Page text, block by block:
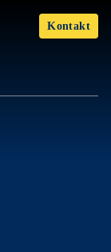
Kontakt